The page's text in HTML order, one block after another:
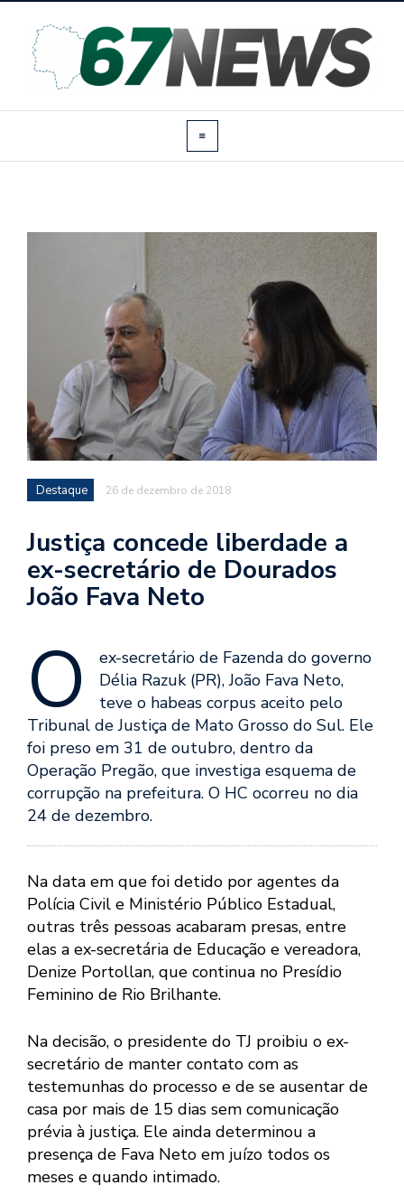
Destaque 26 de dezembro de 2018
Justiça concede liberdade a
ex-secretário de Dourados
João Fava Neto
O
ex-secretário de Fazenda do governo
Délia Razuk (PR), João Fava Neto,
teve o habeas corpus aceito pelo
Tribunal de Justiça de Mato Grosso do Sul. Ele
foi preso em 31 de outubro, dentro da
Operação Pregão, que investiga esquema de
corrupção na prefeitura. O HC ocorreu no dia
24 de dezembro.
Na data em que foi detido por agentes da
Polícia Civil e Ministério Público Estadual,
outras três pessoas acabaram presas, entre
elas a ex-secretária de Educação e vereadora,
Denize Portollan, que continua no Presídio
Feminino de Rio Brilhante.
Na decisão, o presidente do TJ proibiu o ex-
secretário de manter contato com as
testemunhas do processo e de se ausentar de
casa por mais de 15 dias sem comunicação
prévia à justiça. Ele ainda determinou a
presença de Fava Neto em juízo todos os
meses e quando intimado.